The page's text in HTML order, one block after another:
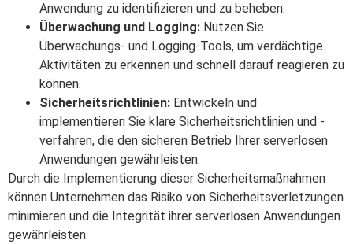
Anwendung zu identifizieren und zu beheben.
Überwachung und Logging: Nutzen Sie
Überwachungs- und Logging-Tools, um verdächtige
Aktivitäten zu erkennen und schnell darauf reagieren zu
können.
Sicherheitsrichtlinien: Entwickeln und
implementieren Sie klare Sicherheitsrichtlinien und -
verfahren, die den sicheren Betrieb Ihrer serverlosen
Anwendungen gewährleisten.
Durch die Implementierung dieser Sicherheitsmaßnahmen
können Unternehmen das Risiko von Sicherheitsverletzungen
minimieren und die Integrität ihrer serverlosen Anwendungen
gewährleisten.